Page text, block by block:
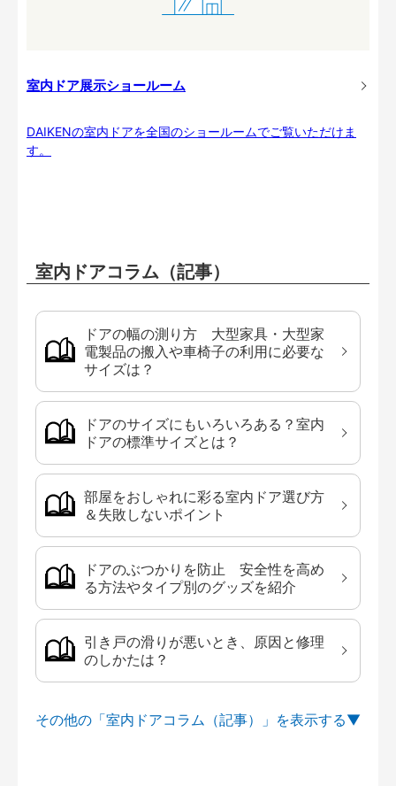
室内ドア展示ショールーム
DAIKENの室内ドアを全国のショールームでご覧いただけま
す。
室内ドアコラム（記事）
ドアの幅の測り方 大型家具・大型家
電製品の搬入や車椅子の利用に必要な
サイズは？
ドアのサイズにもいろいろある？室内
ドアの標準サイズとは？
部屋をおしゃれに彩る室内ドア選び方
＆失敗しないポイント
ドアのぶつかりを防止 安全性を高め
る方法やタイプ別のグッズを紹介
引き戸の滑りが悪いとき、原因と修理
のしかたは？
その他の「室内ドアコラム（記事）」を